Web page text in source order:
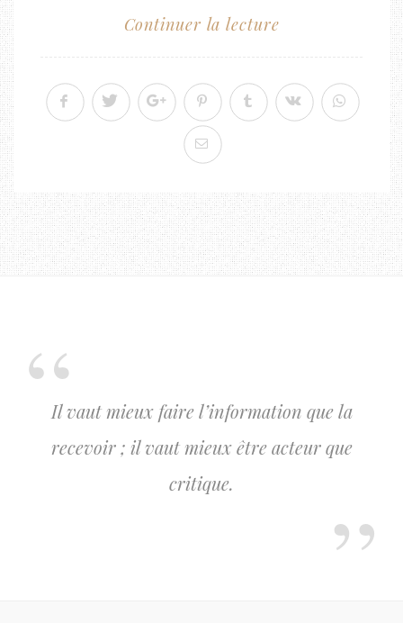
Continuer la lecture
Il vaut mieux faire l’information que la
recevoir ; il vaut mieux être acteur que
critique.